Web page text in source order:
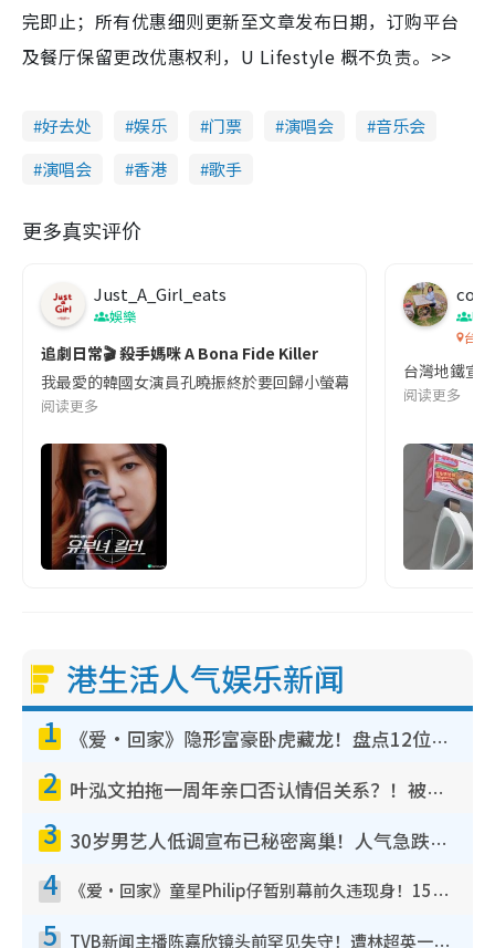
完即止；所有优惠细则更新至文章发布日期，订购平台
及餐厅保留更改优惠权利，U Lifestyle 概不负责。>>
好去处 娱乐 门票 演唱会
音乐会
演唱会
香港 歌手
更多真实评价
Just_A_Girl_eats
娛樂
追劇日常🎬 殺手媽咪 A Bona Fide Killer
我最愛的韓國女演員孔曉振終於要回歸小螢幕啦!這次的劇本改編
阅读更多
co
吹
台灣
台灣地鐵宣
阅读更多
港生活人气娱乐新闻
1 《爱·回家》隐形富豪卧虎藏龙！盘点12位财气逼人的有钱艺人：这位美女3亿身家不愁做
2 叶泓文拍拖一周年亲口否认情侣关系？！被质疑感情造假竟称GM“普通同事”
3 30岁男艺人低调宣布已秘密离巢！人气急跌变失踪人口：“这几年过得并不容易”
4 《爱·回家》童星Philip仔暂别幕前久违现身！15岁近况暴风成长长高变帅气少年
5